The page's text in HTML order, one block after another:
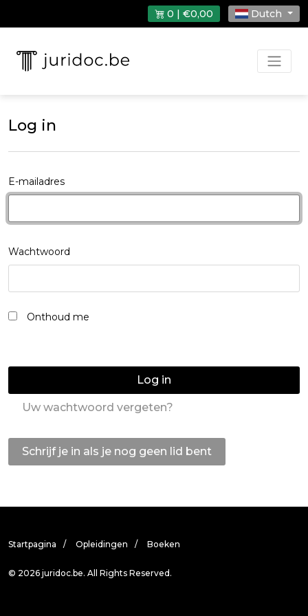
0 | €0,00 Dutch
Log in
E-mailadres
Wachtwoord
Onthoud me
Log in
Uw wachtwoord vergeten?
Schrijf je in als je nog geen lid bent
Startpagina Opleidingen Boeken
© 2026 juridoc.be. All Rights Reserved.